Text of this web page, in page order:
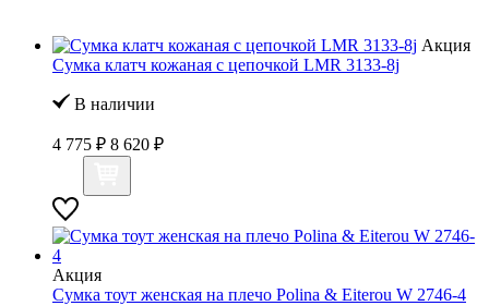
Акция
Сумка клатч кожаная с цепочкой LMR 3133-8j
В наличии
4 775 ₽ 8 620 ₽
Акция
Сумка тоут женская на плечо Polina & Eiterou W 2746-4